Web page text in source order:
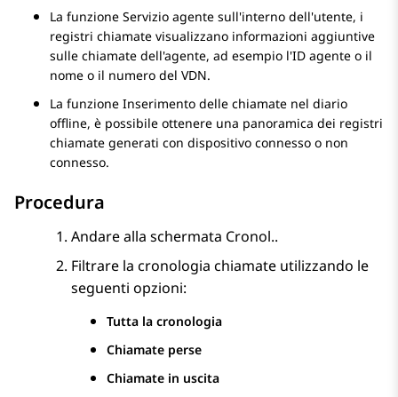
La funzione Servizio agente sull'interno dell'utente, i
registri chiamate visualizzano informazioni aggiuntive
sulle chiamate dell'agente, ad esempio l'ID agente o il
nome o il numero del VDN.
La funzione Inserimento delle chiamate nel diario
offline, è possibile ottenere una panoramica dei registri
chiamate generati con dispositivo connesso o non
connesso.
Procedura
Andare alla schermata Cronol..
Filtrare la cronologia chiamate utilizzando le
seguenti opzioni:
Tutta la cronologia
Chiamate perse
Chiamate in uscita